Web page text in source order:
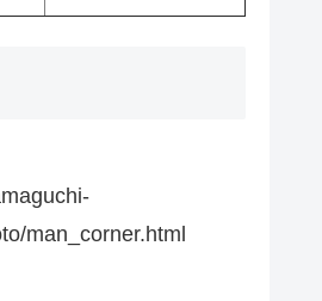
man_corner.html